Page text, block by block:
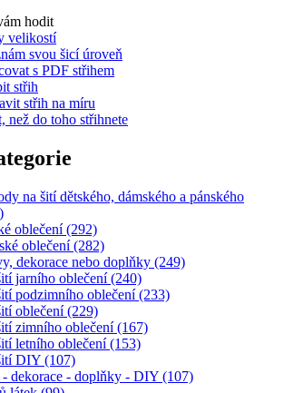
hodit
velikostí
svou šicí úroveň
s PDF střihem
střih
střih na míru
než do toho střihnete
na šití dětského, dámského a pánského
oblečení (292)
oblečení (282)
dekorace nebo doplňky (249)
jarního oblečení (240)
podzimního oblečení (233)
oblečení (229)
zimního oblečení (167)
letního oblečení (153)
DIY (107)
- dekorace - doplňky - DIY (107)